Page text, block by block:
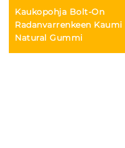
Kaukopohja Bolt-On
Radanvarrenkeen Kaumi
Natural Gummi